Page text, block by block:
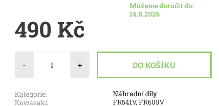
Můžeme doručit do:
14.8.2026
490 Kč
- +
Kategorie:
Náhradní díly
Kawasaki:
FR541V, FR600V